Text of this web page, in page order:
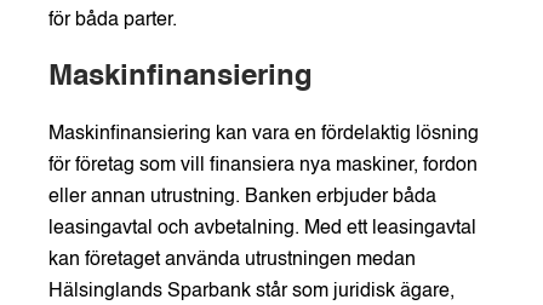
för båda parter.
Maskinfinansiering
Maskinfinansiering kan vara en fördelaktig lösning
för företag som vill finansiera nya maskiner, fordon
eller annan utrustning. Banken erbjuder båda
leasingavtal och avbetalning. Med ett leasingavtal
kan företaget använda utrustningen medan
Hälsinglands Sparbank står som juridisk ägare,